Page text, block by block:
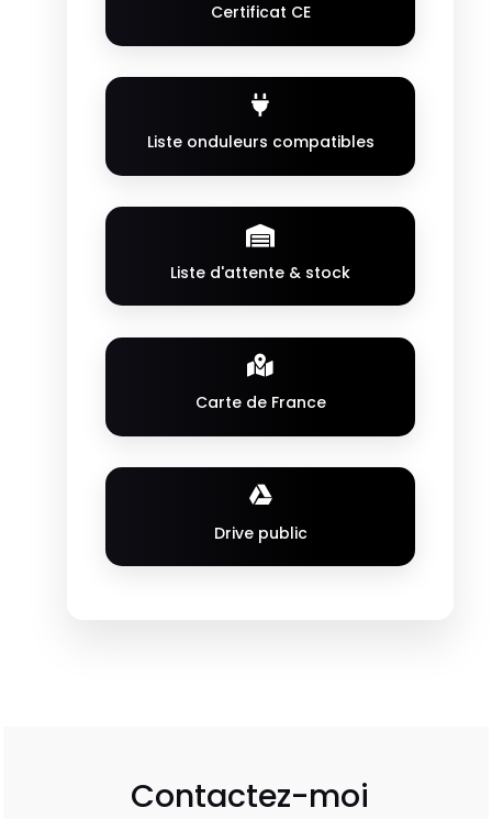
Certificat CE
Liste onduleurs compatibles
Liste d'attente & stock
Carte de France
Drive public
Contactez-moi